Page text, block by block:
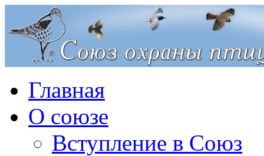
Главная
О союзе
Вступление в Союз